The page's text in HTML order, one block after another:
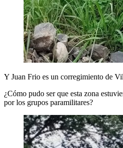
Y Juan Frio es un corregimiento de
¿Cómo pudo ser que esta zona
por los grupos paramilitares?